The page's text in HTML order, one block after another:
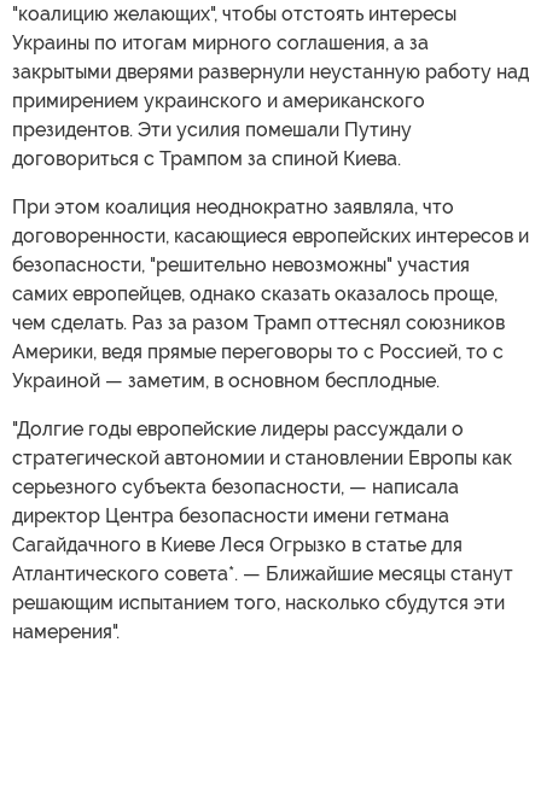
"коалицию желающих", чтобы отстоять интересы
Украины по итогам мирного соглашения, а за
закрытыми дверями развернули неустанную работу над
примирением украинского и американского
президентов. Эти усилия помешали Путину
договориться с Трампом за спиной Киева.
При этом коалиция неоднократно заявляла, что
договоренности, касающиеся европейских интересов и
безопасности, "решительно невозможны" участия
самих европейцев, однако сказать оказалось проще,
чем сделать. Раз за разом Трамп оттеснял союзников
Америки, ведя прямые переговоры то с Россией, то с
Украиной — заметим, в основном бесплодные.
"Долгие годы европейские лидеры рассуждали о
стратегической автономии и становлении Европы как
серьезного субъекта безопасности, — написала
директор Центра безопасности имени гетмана
Сагайдачного в Киеве Леся Огрызко в статье для
Атлантического совета*. — Ближайшие месяцы станут
решающим испытанием того, насколько сбудутся эти
намерения".